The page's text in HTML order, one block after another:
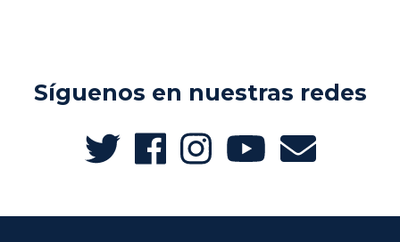
Síguenos en nuestras redes